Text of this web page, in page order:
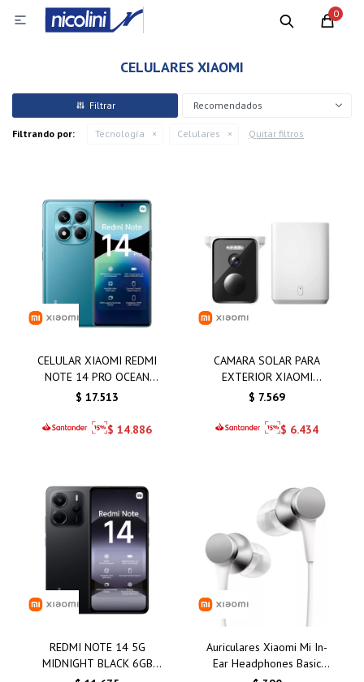
0

CELULARES XIAOMI
Recomendados
Filtrando por: Tecnología Celulares Quitar filtros
CELULAR XIAOMI REDMI
NOTE 14 PRO OCEAN
BLUE 8GB 256GB
$ 17.513
$ 14.886
CAMARA SOLAR PARA
EXTERIOR XIAOMI
BW400 PRO SET
$ 7.569
$ 6.434
REDMI NOTE 14 5G
MIDNIGHT BLACK 6GB
Auriculares Xiaomi Mi In-
Ear Headphones Basic